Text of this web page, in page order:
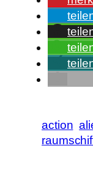
action